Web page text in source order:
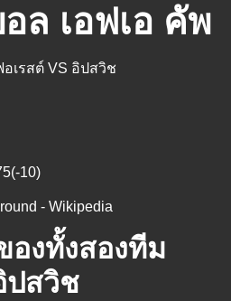
ล เอฟเอ คัพ
อเรสต์ VS อิปสวิช
10)
องทั้งสองทีม
ปสวิช